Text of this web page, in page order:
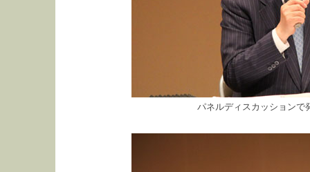
パネルディスカッションで